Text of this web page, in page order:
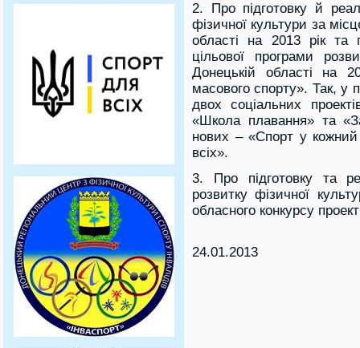
2. Про підготовку й
фізичної культури за
області на 2013 рік та
цільової програми
Донецькій області на
масового спорту». Так, у
двох соціальних
«Школа плавання» та
нових – «Спорт у кожний
всіх».
3. Про підготовку та
розвитку фізичної
обласного конкурсу
24.01.2013